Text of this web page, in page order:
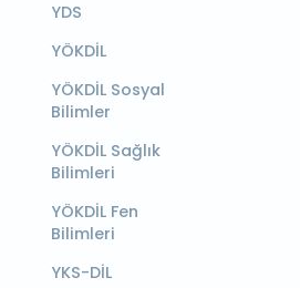
YDS
YÖKDİL
YÖKDİL Sosyal
Bilimler
YÖKDİL Sağlık
Bilimleri
YÖKDİL Fen
Bilimleri
YKS-DİL